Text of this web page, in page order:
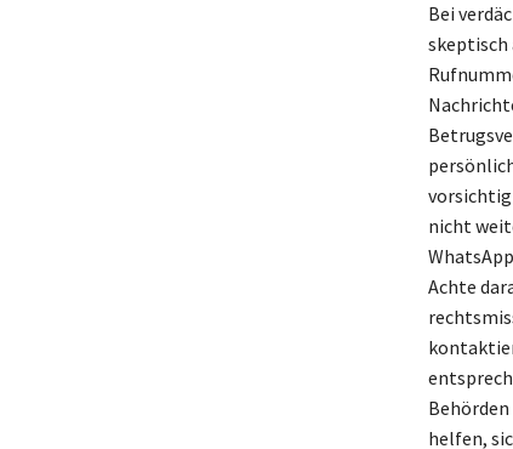
Bei
skeptisch
nicht
Achte
helfen,